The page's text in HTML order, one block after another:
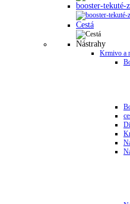
booster-tekuté-
Cestá
Nástrahy
Krmivo a